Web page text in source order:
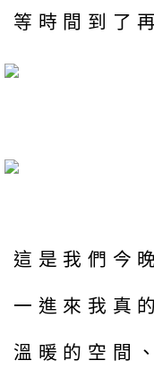
等時間到了
這是我們今
一進來我真
溫暖的空間